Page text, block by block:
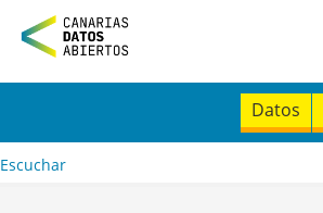
n
t
Datos
Escuchar